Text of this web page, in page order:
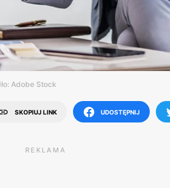
Adobe Stock
SKOPIUJ LINK UDOSTĘPNIJ
REKLAMA